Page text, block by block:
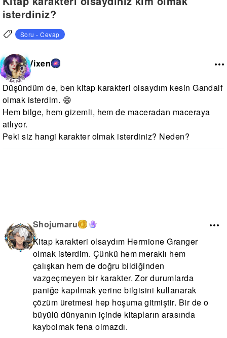
isterdiniz?
Soru - Cevap
Vixen
Düşündüm de, ben kitap karakteri olsaydım kesin Gandalf
olmak isterdim. 😄
Hem bilge, hem gizemli, hem de maceradan maceraya
atlıyor.
Peki siz hangi karakter olmak isterdiniz? Neden?
Shojumaru
Kitap karakteri olsaydım Hermione Granger
olmak isterdim. Çünkü hem meraklı hem
çalışkan hem de doğru bildiğinden
vazgeçmeyen bir karakter. Zor durumlarda
paniğe kapılmak yerine bilgisini kullanarak
çözüm üretmesi hep hoşuma gitmiştir. Bir de o
büyülü dünyanın içinde kitapların arasında
kaybolmak fena olmazdı.